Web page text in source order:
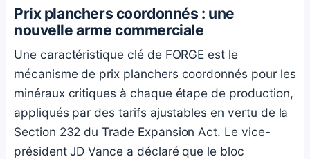
Prix planchers coordonnés : une
nouvelle arme commerciale
Une caractéristique clé de FORGE est le
mécanisme de prix planchers coordonnés pour les
minéraux critiques à chaque étape de production,
appliqués par des tarifs ajustables en vertu de la
Section 232 du Trade Expansion Act. Le vice-
président JD Vance a déclaré que le bloc